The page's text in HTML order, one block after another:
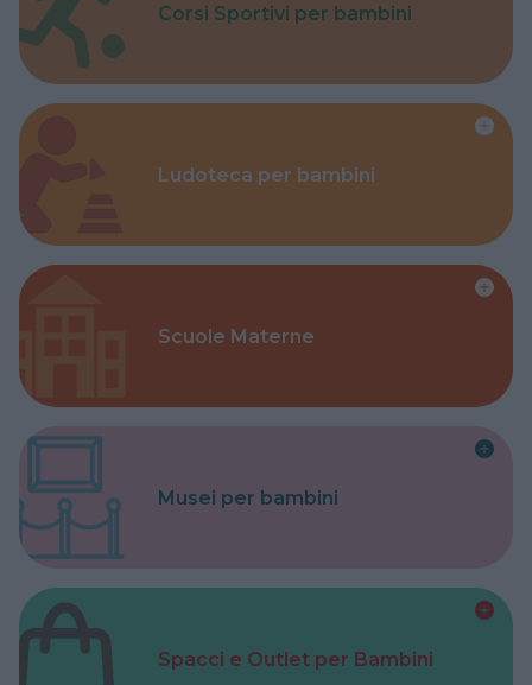
Corsi Sportivi per bambini
Ludoteca per bambini
Scuole Materne
Musei per bambini
Spacci e Outlet per Bambini